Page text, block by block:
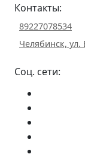
Контакты:
89227078534
Челябинск, ул.
Соц. сети: